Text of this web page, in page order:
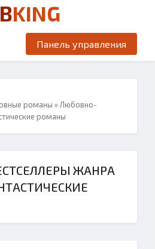
KING
Панель управления
романы » Любовно-
романы
ЖАНРА